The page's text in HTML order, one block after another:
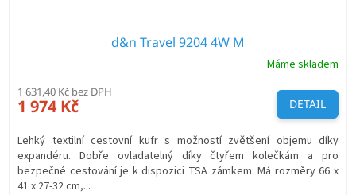
d&n Travel 9204 4W M
Máme skladem
1 631,40 Kč bez DPH
1 974 Kč DETAIL
Lehký textilní cestovní kufr s možností zvětšení objemu díky
expandéru. Dobře ovladatelný díky čtyřem kolečkám a pro
bezpečné cestování je k dispozici TSA zámkem. Má rozměry 66 x
41 x 27-32 cm,...